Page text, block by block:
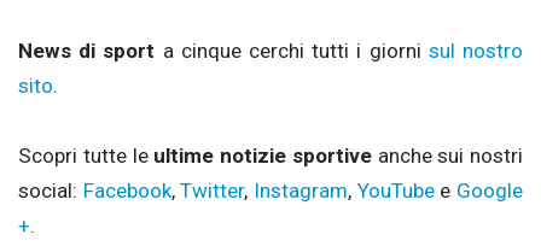
News di sport a cinque cerchi tutti i giorni sul nostro
sito.
Scopri tutte le ultime notizie sportiveanche sui nostri
social: Facebook,Twitter, Instagram, YouTubee Google
+.